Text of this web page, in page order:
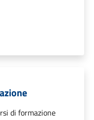
di formazione